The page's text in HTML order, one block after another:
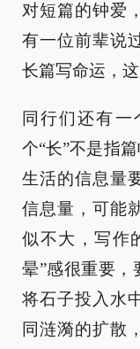
对短篇的钟爱
有一位前辈说
长篇写命运，
同行们还有一
个“长”不是指
生活的信息量
信息量，可能
似不大，写作
晕”感很重要，
将石子投入水
同涟漪的扩散